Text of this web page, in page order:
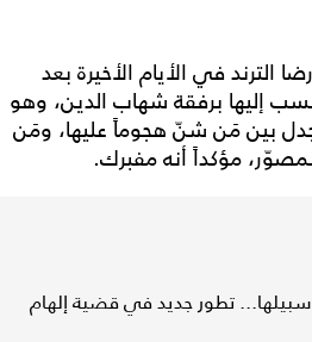
الترند في الأيام الأخيرة بعد
إليها برفقة شهاب الدين، وهو
بين مَن شنّ هجوماً عليها، ومَن
مؤكداً أنه مفبرك.
سبيلها... تطور جديد في قضية إلهام